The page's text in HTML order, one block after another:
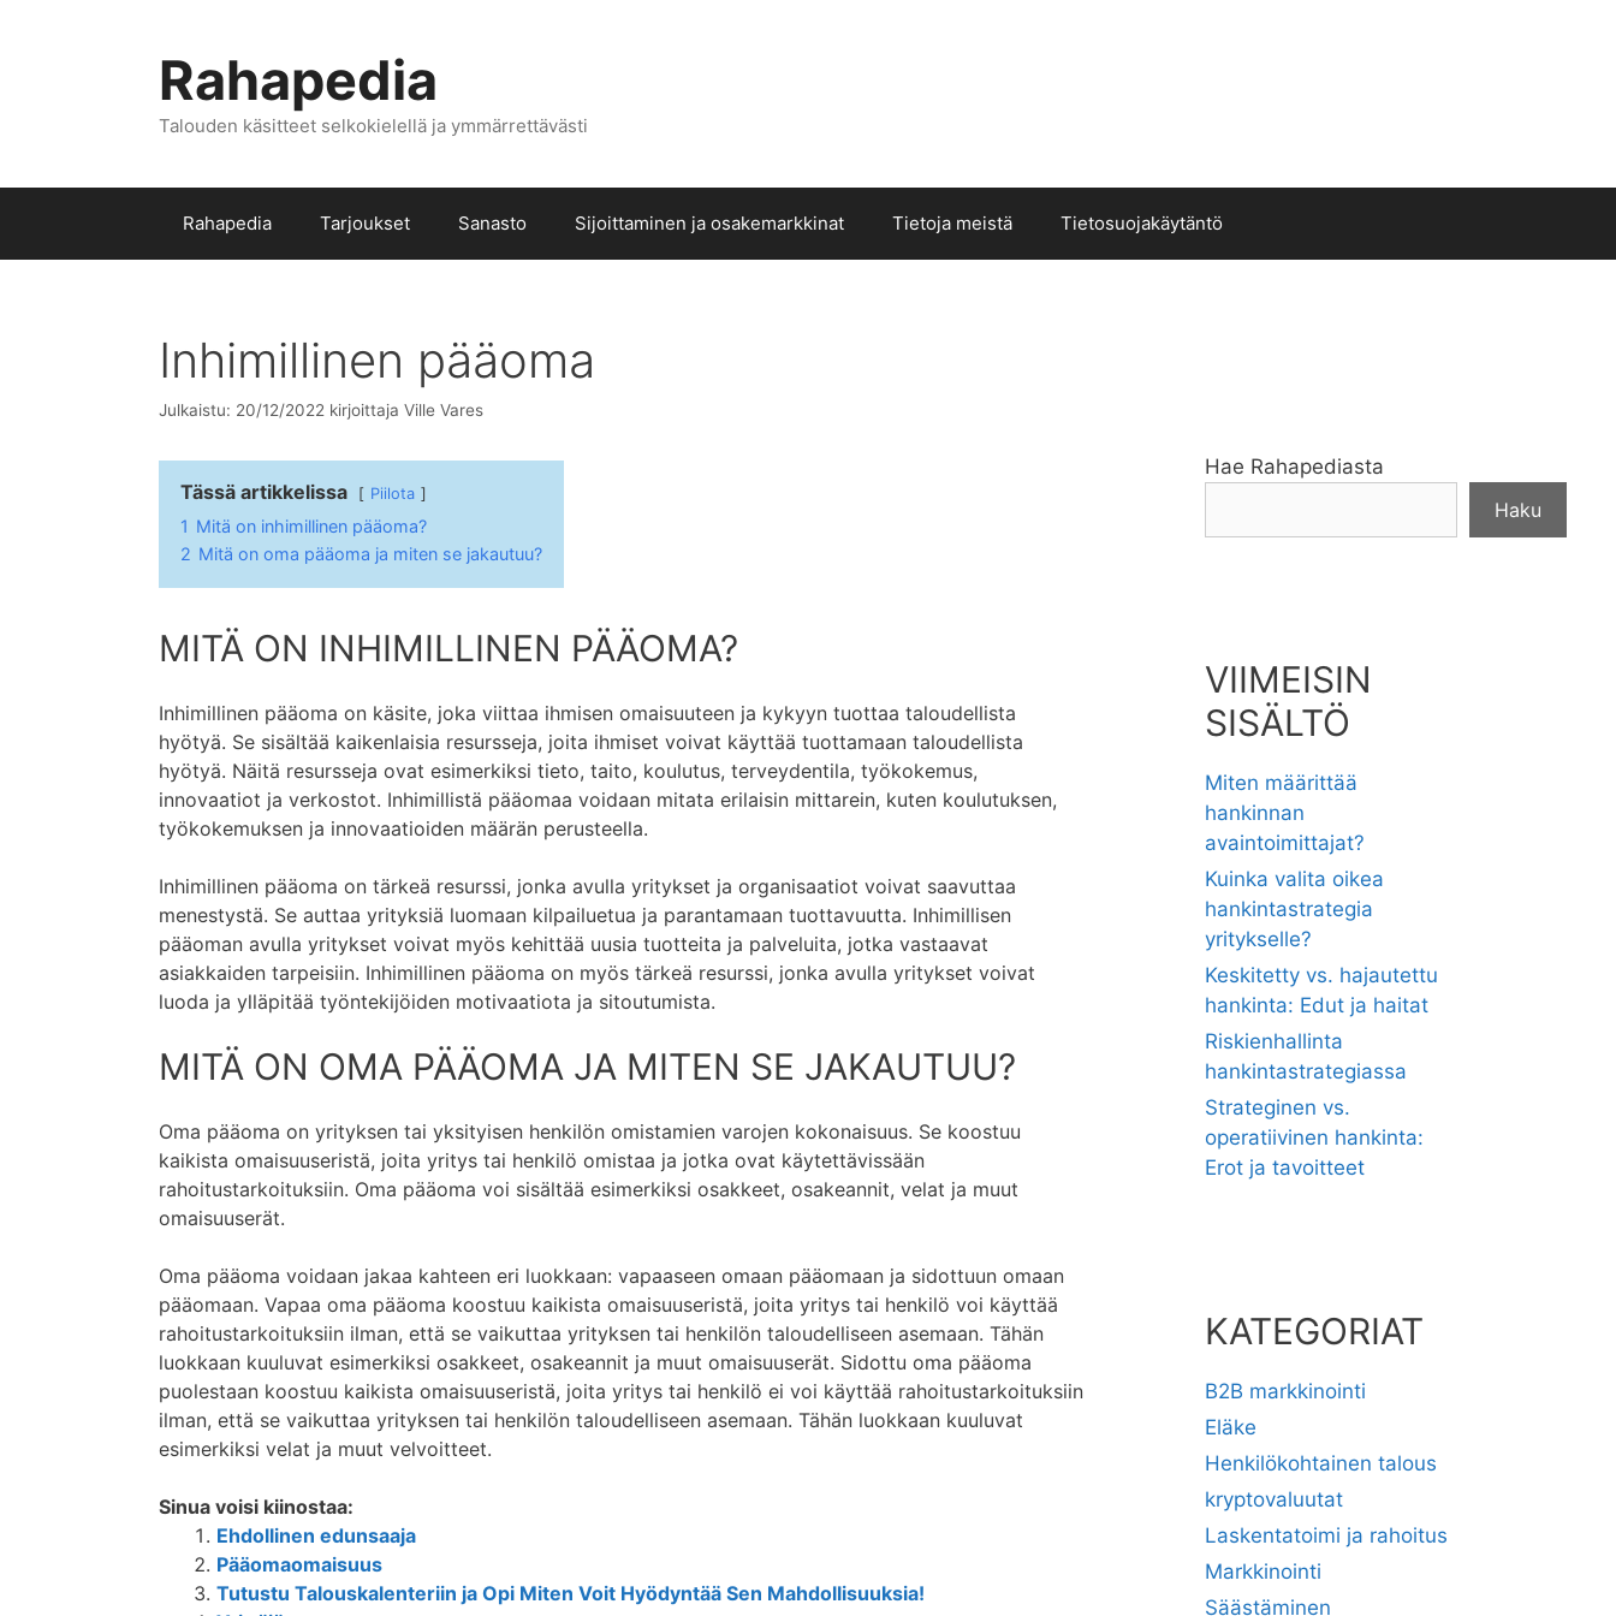
Rahapedia
Talouden käsitteet selkokielellä ja ymmärrettävästi
Rahapedia Tarjoukset Sanasto Sijoittaminen ja osakemarkkinat Tietoja meistä Tietosuojakäytäntö
Inhimillinen pääoma
Julkaistu: 20/12/2022 kirjoittaja Ville Vares
Tässä artikkelissa Piilota
1 Mitä on inhimillinen pääoma?
2 Mitä on oma pääoma ja miten se jakautuu?
MITÄ ON INHIMILLINEN PÄÄOMA?
Inhimillinen pääoma on käsite, joka viittaa ihmisen omaisuuteen ja kykyyn tuottaa taloudellista
hyötyä. Se sisältää kaikenlaisia ​​resursseja, joita ihmiset voivat käyttää tuottamaan taloudellista
hyötyä. Näitä resursseja ovat esimerkiksi tieto, taito, koulutus, terveydentila, työkokemus,
innovaatiot ja verkostot. Inhimillistä pääomaa voidaan mitata erilaisin mittarein, kuten koulutuksen,
työkokemuksen ja innovaatioiden määrän perusteella.
Inhimillinen pääoma on tärkeä resurssi, jonka avulla yritykset ja organisaatiot voivat saavuttaa
menestystä. Se auttaa yrityksiä luomaan kilpailuetua ja parantamaan tuottavuutta. Inhimillisen
pääoman avulla yritykset voivat myös kehittää uusia tuotteita ja palveluita, jotka vastaavat
asiakkaiden tarpeisiin. Inhimillinen pääoma on myös tärkeä resurssi, jonka avulla yritykset voivat
luoda ja ylläpitää työntekijöiden motivaatiota ja sitoutumista.
MITÄ ON OMA PÄÄOMA JA MITEN SE JAKAUTUU?
Oma pääoma on yrityksen tai yksityisen henkilön omistamien varojen kokonaisuus. Se koostuu
kaikista omaisuuseristä, joita yritys tai henkilö omistaa ja jotka ovat käytettävissään
rahoitustarkoituksiin. Oma pääoma voi sisältää esimerkiksi osakkeet, osakeannit, velat ja muut
omaisuuserät.
Oma pääoma voidaan jakaa kahteen eri luokkaan: vapaaseen omaan pääomaan ja sidottuun omaan
pääomaan. Vapaa oma pääoma koostuu kaikista omaisuuseristä, joita yritys tai henkilö voi käyttää
rahoitustarkoituksiin ilman, että se vaikuttaa yrityksen tai henkilön taloudelliseen asemaan. Tähän
luokkaan kuuluvat esimerkiksi osakkeet, osakeannit ja muut omaisuuserät. Sidottu oma pääoma
puolestaan koostuu kaikista omaisuuseristä, joita yritys tai henkilö ei voi käyttää rahoitustarkoituksiin
ilman, että se vaikuttaa yrityksen tai henkilön taloudelliseen asemaan. Tähän luokkaan kuuluvat
esimerkiksi velat ja muut velvoitteet.
Sinua voisi kiinostaa:
Ehdollinen edunsaaja
Pääomaomaisuus
Tutustu Talouskalenteriin ja Opi Miten Voit Hyödyntää Sen Mahdollisuuksia!
Hae Rahapediasta
Haku
VIIMEISIN
SISÄLTÖ
Miten määrittää
hankinnan
avaintoimittajat?
Kuinka valita oikea
hankintastrategia
yritykselle?
Keskitetty vs. hajautettu
hankinta: Edut ja haitat
Riskienhallinta
hankintastrategiassa
Strateginen vs.
operatiivinen hankinta:
Erot ja tavoitteet
KATEGORIAT
B2B markkinointi
Eläke
Henkilökohtainen talous
kryptovaluutat
Laskentatoimi ja rahoitus
Markkinointi
Säästäminen